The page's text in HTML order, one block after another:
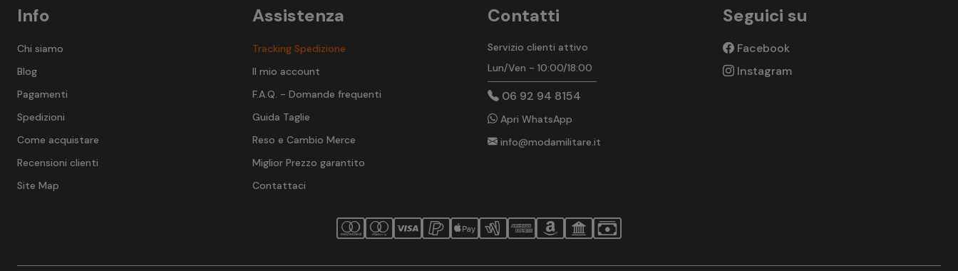
Info
Chi siamo
Blog
Pagamenti
Spedizioni
Come acquistare
Recensioni clienti
Site Map
Assistenza
Tracking Spedizione
Il mio account
F.A.Q. - Domande frequenti
Guida Taglie
Reso e Cambio Merce
Miglior Prezzo garantito
Contattaci
Contatti
Servizio clienti attivo
Lun/Ven - 10:00/18:00
06 92 94 8154
Apri WhatsApp
info@modamilitare.it
Seguici su
Facebook
Instagram